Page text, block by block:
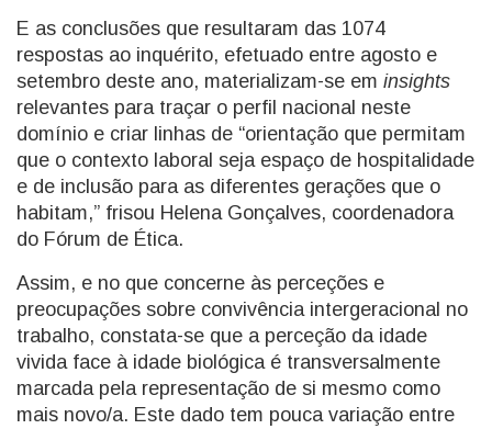
E as conclusões que resultaram das 1074
respostas ao inquérito, efetuado entre agosto e
setembro deste ano, materializam-se em insights
relevantes para traçar o perfil nacional neste
domínio e criar linhas de “orientação que permitam
que o contexto laboral seja espaço de hospitalidade
e de inclusão para as diferentes gerações que o
habitam,” frisou Helena Gonçalves, coordenadora
do Fórum de Ética.
Assim, e no que concerne às perceções e
preocupações sobre convivência intergeracional no
trabalho, constata-se que a perceção da idade
vivida face à idade biológica é transversalmente
marcada pela representação de si mesmo como
mais novo/a. Este dado tem pouca variação entre